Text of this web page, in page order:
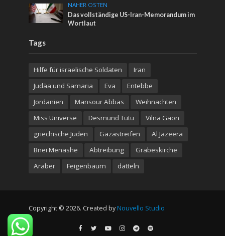
NAHER OSTEN
Das vollständige US-Iran-Memorandum im
Wortlaut
Tags
Hilfe für israelische Soldaten
Iran
Judäa und Samaria
Eva
Entebbe
Jordanien
Mansour Abbas
Weihnachten
Miss Universe
Desmund Tutu
Vilna Gaon
griechische Juden
Gazastreifen
Al Jazeera
Bnei Menashe
Abtreibung
Grabeskirche
Araber
Feigenbaum datteln
Copyright © 2026. Created by Nouvello Studio